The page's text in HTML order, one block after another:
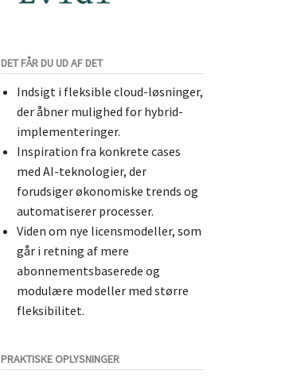
DET FÅR DU UD AF DET
Indsigt i fleksible cloud-løsninger,
der åbner mulighed for hybrid-
implementeringer.
Inspiration fra konkrete cases
med AI-teknologier, der
forudsiger økonomiske trends og
automatiserer processer.
Viden om nye licensmodeller, som
går i retning af mere
abonnementsbaserede og
modulære modeller med større
fleksibilitet.
PRAKTISKE OPLYSNINGER